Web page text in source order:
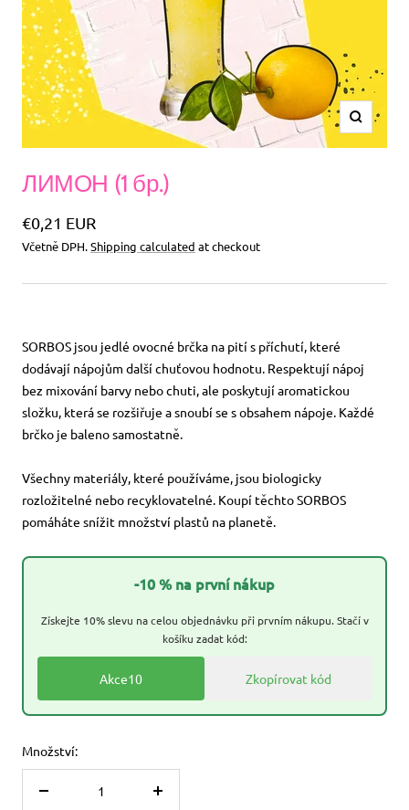
Zvětšit
ЛИМОН (1 бр.)
Akční
cena
€0,21 EUR
Včetně DPH.Shipping calculated at checkout
SORBOS jsou jedlé ovocné brčka na pití s příchutí, které
dodávají nápojům další chuťovou hodnotu. Respektují nápoj
bez mixování barvy nebo chuti, ale poskytují aromatickou
složku, která se rozšiřuje a snoubí se s obsahem nápoje. Každé
brčko je baleno samostatně.
Všechny materiály, které používáme, jsou biologicky
rozložitelné nebo recyklovatelné. Koupí těchto SORBOS
pomáháte snížit množství plastů na planetě.
-10 % na první nákup
Získejte 10% slevu na celou objednávku při prvním nákupu. Stačí v
košíku zadat kód:
Akce10 Zkopírovat kód
Množství:
Zvýšit